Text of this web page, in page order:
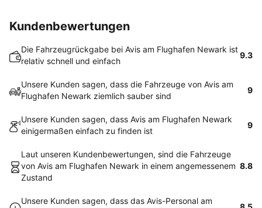
Kundenbewertungen
Die Fahrzeugrückgabe bei Avis am Flughafen Newark ist
relativ schnell und einfach
9.3
Unsere Kunden sagen, dass die Fahrzeuge von Avis am
Flughafen Newark ziemlich sauber sind
9
Unsere Kunden sagen, dass Avis am Flughafen Newark
einigermaßen einfach zu finden ist
9
Laut unseren Kundenbewertungen, sind die Fahrzeuge
von Avis am Flughafen Newark in einem angemessenem
Zustand
8.8
Unsere Kunden sagen, dass das Avis-Personal am